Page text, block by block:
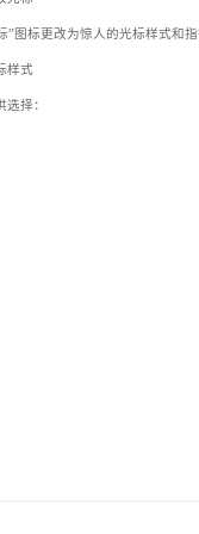
”图标更改为惊人的光标样式和指
样式
择：